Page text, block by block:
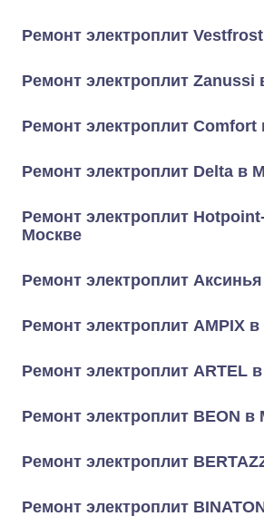
Ремонт электроплит
Ремонт электроплит Zanussi
Ремонт электроплит Comfort
Ремонт электроплит Delta в
Ремонт электроплит
Москве
Ремонт электроплит
Ремонт электроплит AMPIX
Ремонт электроплит ARTEL
Ремонт электроплит BEON в
Ремонт электроплит
Ремонт электроплит